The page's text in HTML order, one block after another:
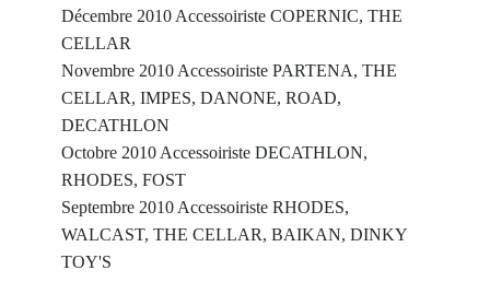
Décembre 2010 Accessoiriste COPERNIC, THE
CELLAR
Novembre 2010 Accessoiriste PARTENA, THE
CELLAR, IMPES, DANONE, ROAD,
DECATHLON
Octobre 2010 Accessoiriste DECATHLON,
RHODES, FOST
Septembre 2010 Accessoiriste RHODES,
WALCAST, THE CELLAR, BAIKAN, DINKY
TOY'S